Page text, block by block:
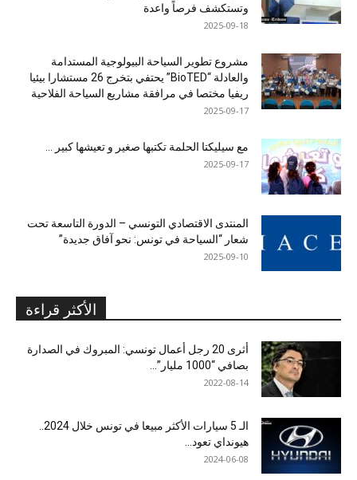
وتستكشف فرصاً واعدة
2025-09-18
مشروع تطوير السياحة البيولوجية المستدامة
والعادلة “BioTED” يحتفي بتخرج 26 مستشارا بيئيا
ريفيا مختصا في مرافقة مشاريع السياحة الفلاحية
2025-09-17
مع سيليكتا الحلمة تكتبها صغير و تعيشها كبير …
2025-09-17
المنتدى الاقتصادي التونسي – الدورة التاسعة تحت
شعار “السياحة في تونس: نحو آفاق جديدة”
2025-09-10
الأكثر قراءة
أثرى 20 رجل أعمال تونسي: المبروك في الصدارة
بصافي “1000 مليار”...
2022-08-14
هيونداي تعود...
2024-06-08